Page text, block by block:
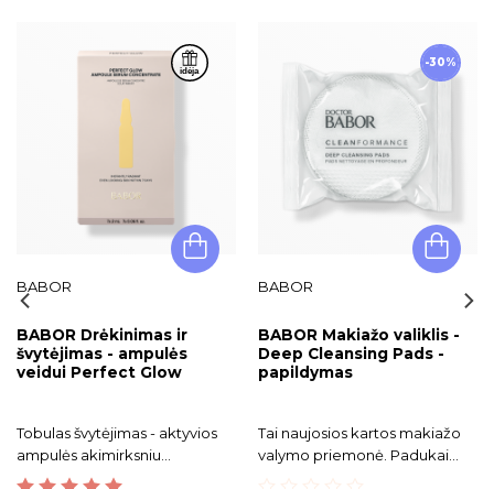
BABOR
BABOR Drėkinimas ir
švytėjimas - ampulės
veidui Perfect Glow
Tobulas švytėjimas - aktyvios
ampulės akimirksniu
pridrėkina, suteikia išskirtinį
-30%
BABOR
BABOR Makiažo valiklis -
Deep Cleansing Pads -
papildymas
Tai naujosios kartos makiažo
valymo priemonė. Padukai